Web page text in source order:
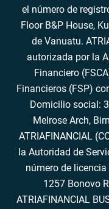
el número de
Floor B&P House,
de Vanuatu.
autorizada por la
Financiero
Financieros (FSP)
Domicilio social:
Melrose Arch,
ATRIAFINANCIAL
la Autoridad de
número de
1257 Bonovo
ATRIAFINANCIAL